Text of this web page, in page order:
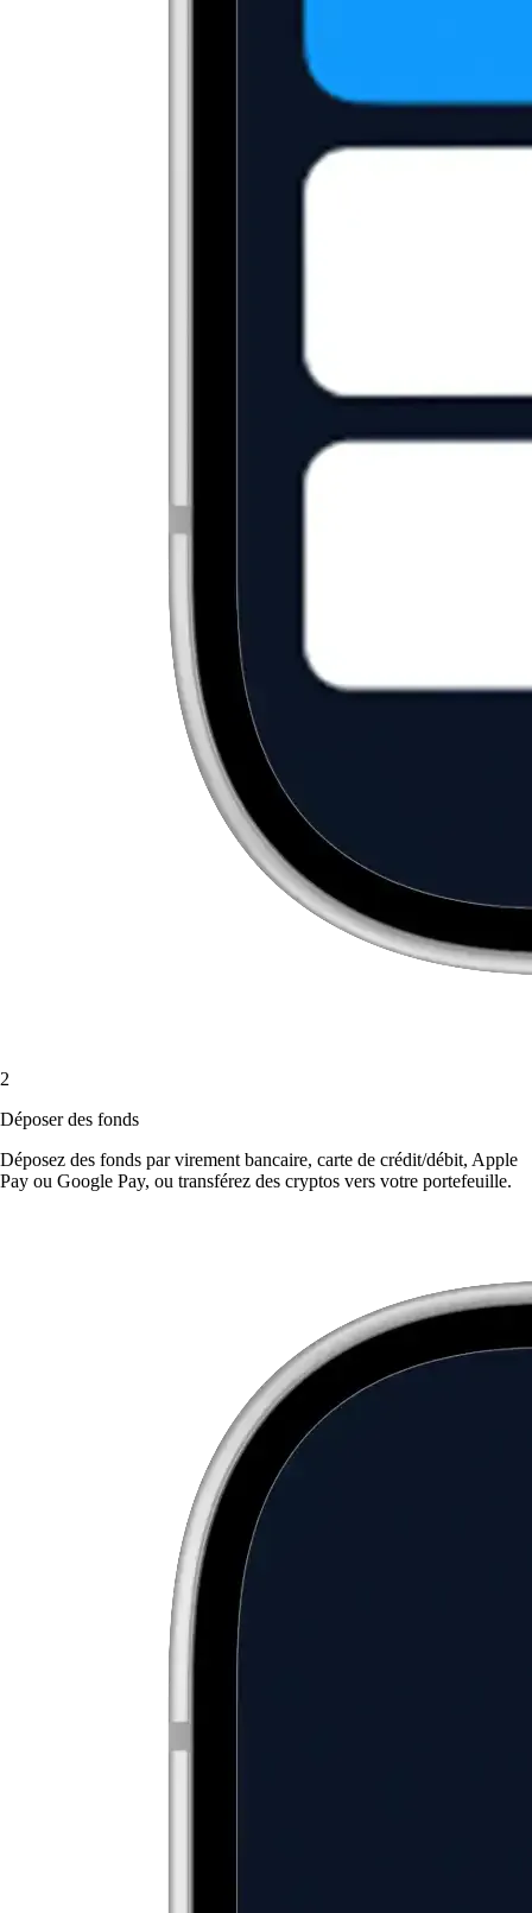
2
Déposer des fonds
Déposez des fonds par virement bancaire, carte de crédit/débit, Apple
Pay ou Google Pay, ou transférez des cryptos vers votre portefeuille.